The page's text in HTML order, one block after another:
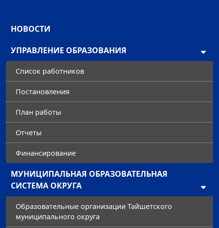
НОВОСТИ
УПРАВЛЕНИЕ ОБРАЗОВАНИЯ
Список работников
Постановления
План работы
Отчеты
Финансирование
МУНИЦИПАЛЬНАЯ ОБРАЗОВАТЕЛЬНАЯ
СИСТЕМА ОКРУГА
Образовательные организации Тайшетского
муниципального округа